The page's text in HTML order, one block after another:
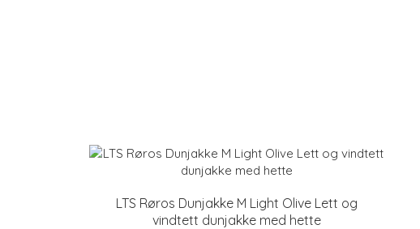
LTS Røros Dunjakke M Light Olive Lett og
vindtett dunjakke med hette